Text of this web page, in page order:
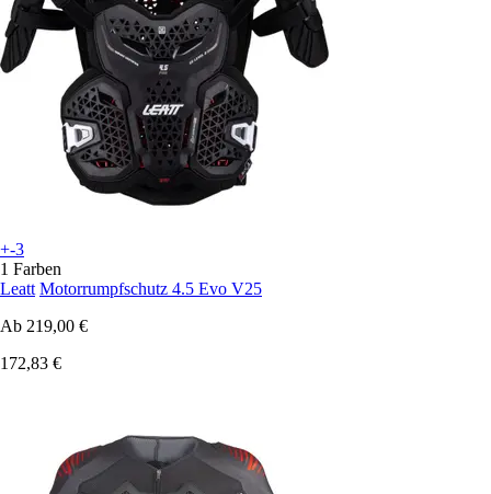
+-3
1 Farben
Leatt Motorrumpfschutz 4.5 Evo V25
Ab 219,00 €
172,83 €